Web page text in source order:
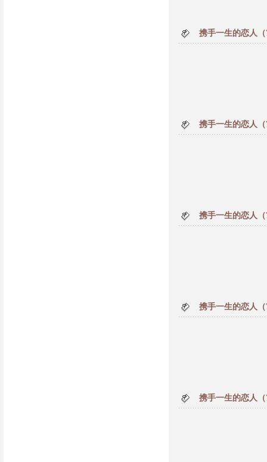
携手一生的恋人（
携手一生的恋人（
携手一生的恋人（
携手一生的恋人（
携手一生的恋人（